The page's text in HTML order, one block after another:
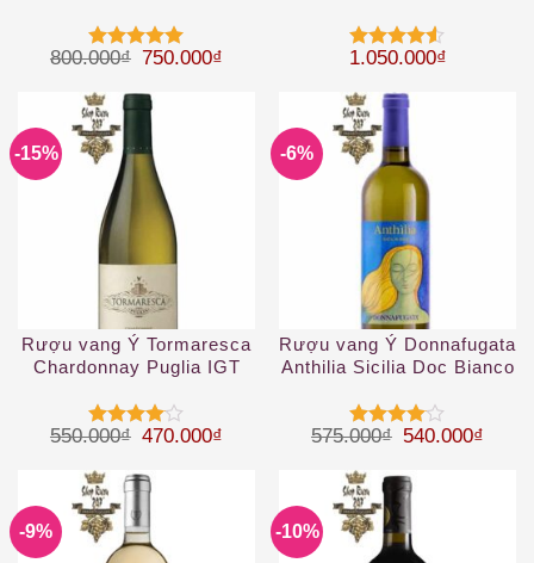
Được xếp
sao
800.000₫ Giá gốc là: 800.000₫.
750.000₫ Giá hiện tại là: 750.000₫.
Được xếp
5 sao
1.050.000₫
-15%
Rượu vang Ý Tormaresca
Chardonnay Puglia IGT
Được
45 sao
550.000₫ Giá gốc là: 550.000₫.
470.000₫ Giá hiện tại là: 470.000₫.
-6%
Rượu vang Ý Donnafugata
Anthilia Sicilia Doc Bianco
Được
45 sao
575.000₫ Giá gốc là:
540.000₫
-9% -10%